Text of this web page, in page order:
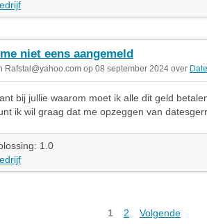
niet eens aangemeld
Rafstal@yahoo.com op 08 september 2024 over
bij jullie waarom moet ik alle dit geld
ik wil graag dat me opzeggen van
1.0
1 2 Volgende